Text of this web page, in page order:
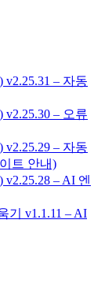
– 자동
– 오류
– 자동
트 안내)
– AI 엔
기 v1.1.11 – AI